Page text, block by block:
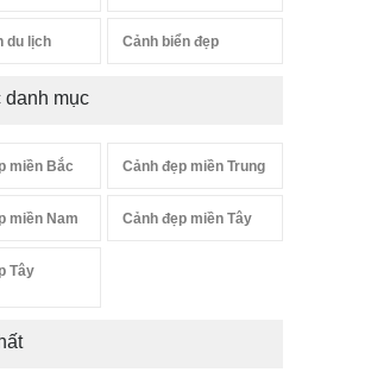
du lịch Cảnh biển đẹp
danh mục
miền Bắc Cảnh đẹp miền Trung
miền Nam Cảnh đẹp miền Tây
Tây